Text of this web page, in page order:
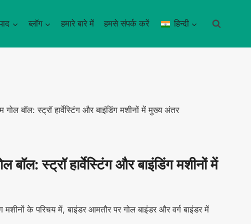
ब्लॉग हमारे बारे में हमसे संपर्क करें हिन्दी
गोल बॉल: स्ट्रॉ हार्वेस्टिंग और बाइंडिंग मशीनों में मुख्य अंतर
बॉल: स्ट्रॉ हार्वेस्टिंग और बाइंडिंग मशीनों में
मशीनों के परिचय में, बाइंडर आमतौर पर गोल बाइंडर और वर्ग बाइंडर में